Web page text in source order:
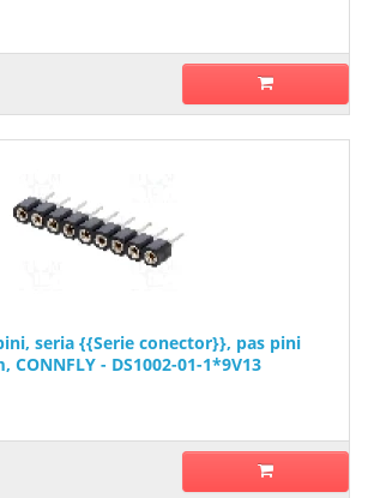
seria {{Serie conector}}, pas pini
CONNFLY - DS1002-01-1*9V13